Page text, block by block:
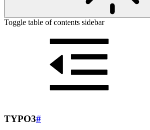
Toggle table of contents sidebar
TYPO3#